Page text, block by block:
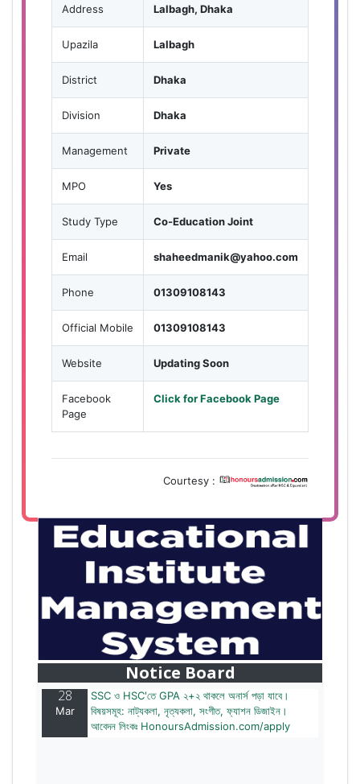
Address Lalbagh, Dhaka
Upazila Lalbagh
District Dhaka
Division Dhaka
Management Private
MPO Yes
Study Type Co-Education Joint
Email shaheedmanik@yahoo.com
Phone 01309108143
Official Mobile 01309108143
Website Updating Soon
Facebook
Page
Click for Facebook Page
Courtesy :
Notice Board
বাজেটের মধ্যে প্রাইভেট ইউনিভার্সিটিতে অনার্স পড়ার সুযোগ।
২০টির অধিক বিষয়, ৪ বছরে মোট খরচ ২ লক্ষ থেকে ৫ লক্ষ টাকা।
আবেদন লিংকঃ HonoursAdmission.com/apply
28
Mar
SSC ও HSC'তে GPA ২+২ থাকলে অনার্স পড়া যাবে।
বিষয়সমূহ: নাট্যকলা, নৃত্যকলা, সংগীত, ফ্যাশন ডিজাইন।
আবেদন লিংকঃ HonoursAdmission.com/apply